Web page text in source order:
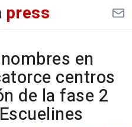
press
en
centros
de la fase 2